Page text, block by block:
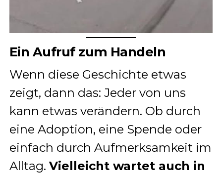
Ein Aufruf zum Handeln
Wenn diese Geschichte etwas
zeigt, dann das: Jeder von uns
kann etwas verändern. Ob durch
eine Adoption, eine Spende oder
einfach durch Aufmerksamkeit im
Alltag. Vielleicht wartet auch in